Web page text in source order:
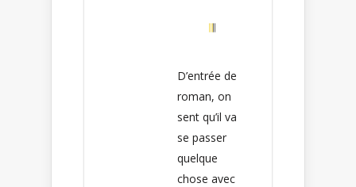
D’entrée de
roman, on
sent qu’il va
se passer
quelque
chose avec